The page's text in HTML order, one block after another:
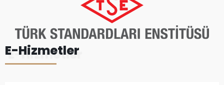
E-Hizmetler